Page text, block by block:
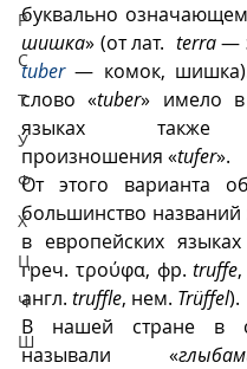
Р
С
Т
У
Ф
Х
Ц
Ч
Ш
буквально
шишка» (от лат. terra
tuber — комок,
слово «tuber» имело в
языках также
произношения «tufer».
От этого варианта
большинство названий
в европейских языках
греч. τρούφα, фр. truffe
англ. truffle, нем. Trüffel).
В нашей стране в
называли «